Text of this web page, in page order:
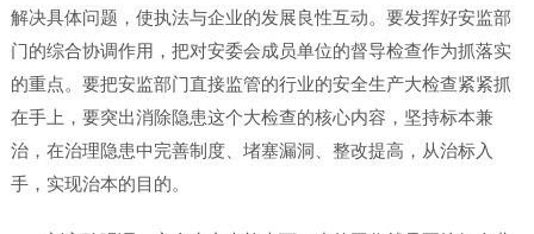
解决具体问题，使执法与企业的发展良性互动。要发挥好安监部
门的综合协调作用，把对安委会成员单位的督导检查作为抓落实
的重点。要把安监部门直接监管的行业的安全生产大检查紧紧抓
在手上，要突出消除隐患这个大检查的核心内容，坚持标本兼
治，在治理隐患中完善制度、堵塞漏洞、整改提高，从治标入
手，实现治本的目的。